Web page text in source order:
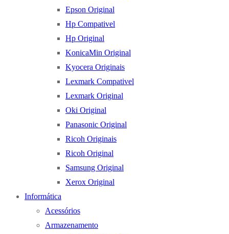
Epson Original
Hp Compativel
Hp Original
KonicaMin Original
Kyocera Originais
Lexmark Compativel
Lexmark Original
Oki Original
Panasonic Original
Ricoh Originais
Ricoh Original
Samsung Original
Xerox Original
Informática
Acessórios
Armazenamento